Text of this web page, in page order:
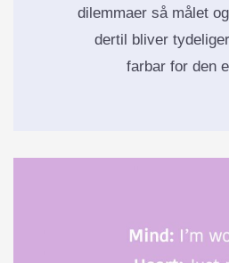
dilemmaer så målet
dertil bliver
farbar for den